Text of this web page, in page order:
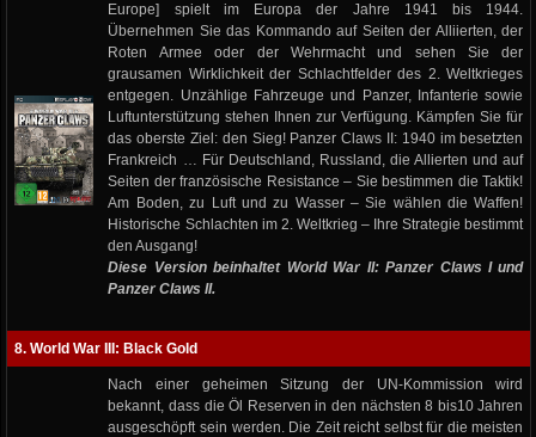
Europe] spielt im Europa der Jahre 1941 bis 1944.
Übernehmen Sie das Kommando auf Seiten der Alliierten, der
Roten Armee oder der Wehrmacht und sehen Sie der
grausamen Wirklichkeit der Schlachtfelder des 2. Weltkrieges
entgegen. Unzählige Fahrzeuge und Panzer, Infanterie sowie
Luftunterstützung stehen Ihnen zur Verfügung. Kämpfen Sie für
das oberste Ziel: den Sieg! Panzer Claws II: 1940 im besetzten
Frankreich … Für Deutschland, Russland, die Allierten und auf
Seiten der französische Resistance – Sie bestimmen die Taktik!
Am Boden, zu Luft und zu Wasser – Sie wählen die Waffen!
Historische Schlachten im 2. Weltkrieg – Ihre Strategie bestimmt
den Ausgang!
Diese Version beinhaltet World War II: Panzer Claws I und
Panzer Claws II.
8. World War III: Black Gold
Nach einer geheimen Sitzung der UN-Kommission wird
bekannt, dass die Öl Reserven in den nächsten 8 bis10 Jahren
ausgeschöpft sein werden. Die Zeit reicht selbst für die meisten